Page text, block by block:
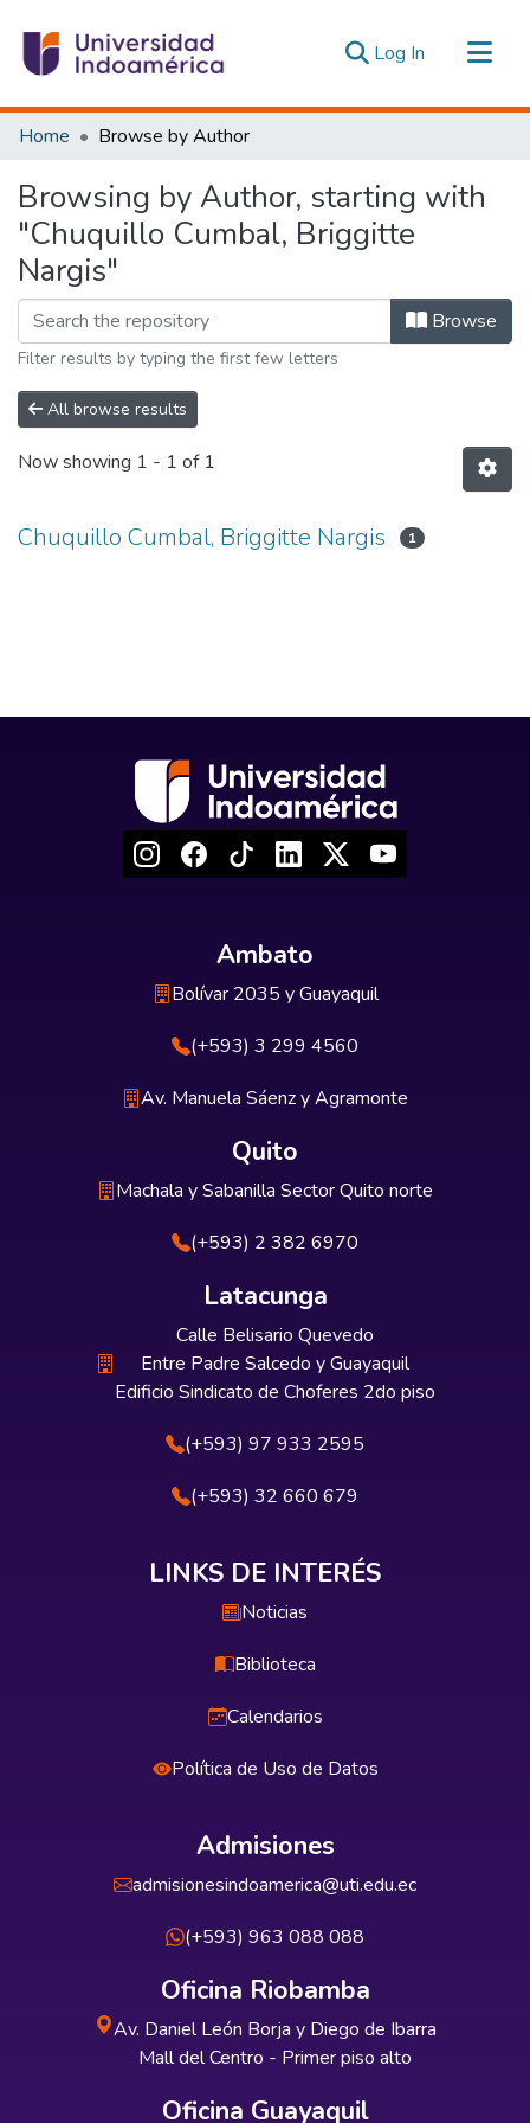
Log In (current)
Communities & Collections
Estadísticas Externas
Home Browse by Author
Browsing by Author, starting with
"Chuquillo Cumbal, Briggitte
Nargis"
Browse
Filter results by typing the first few letters
All browse results
Now showing 1 - 1 of 1
Chuquillo Cumbal, Briggitte Nargis 1
Ambato
Bolívar 2035 y Guayaquil
(+593) 3 299 4560
Av. Manuela Sáenz y Agramonte
Quito
Machala y Sabanilla Sector Quito norte
(+593) 2 382 6970
Latacunga
Calle Belisario Quevedo
Entre Padre Salcedo y Guayaquil
Edificio Sindicato de Choferes 2do piso
(+593) 97 933 2595
(+593) 32 660 679
LINKS DE INTERÉS
Noticias
Biblioteca
Calendarios
Política de Uso de Datos
Admisiones
admisionesindoamerica@uti.edu.ec
(+593) 963 088 088
Oficina Riobamba
Av. Daniel León Borja y Diego de Ibarra
Mall del Centro - Primer piso alto
Oficina Guayaquil